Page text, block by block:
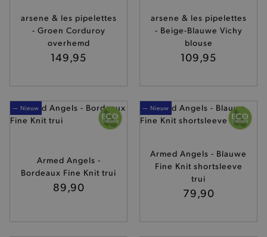
arsene & les pipelettes
- Groen Corduroy
overhemd
149,95
arsene & les pipelettes
- Beige-Blauwe Vichy
blouse
109,95
— Nieuw
Armed Angels -
Bordeaux Fine Knit trui
89,90
— Nieuw
Armed Angels - Blauwe
Fine Knit shortsleeve
trui
79,90